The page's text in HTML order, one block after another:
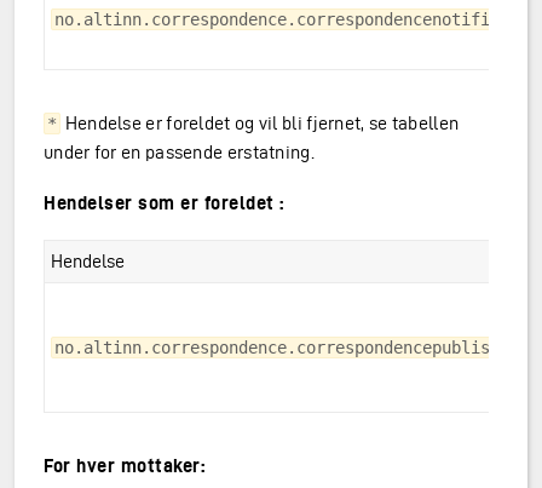
* Hendelse er foreldet og vil bli fjernet, se tabellen
under for en passende erstatning.
Hendelser som er foreldet :
Hendelse
no.altinn.correspondence.correspondencepublished
For hver mottaker: